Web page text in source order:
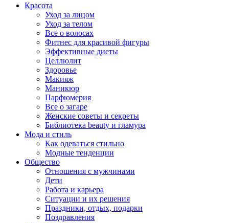
Красота
Уход за лицом
Уход за телом
Все о волосах
Фитнес для красивой фигуры
Эффективные диеты
Целлюлит
Здоровье
Макияж
Маникюр
Парфюмерия
Все о загаре
Женские советы и секреты
Библиотека beauty и гламура
Мода и стиль
Как одеваться стильно
Модные тенденции
Общество
Отношения с мужчинами
Дети
Работа и карьера
Ситуации и их решения
Праздники, отдых, подарки
Поздравления